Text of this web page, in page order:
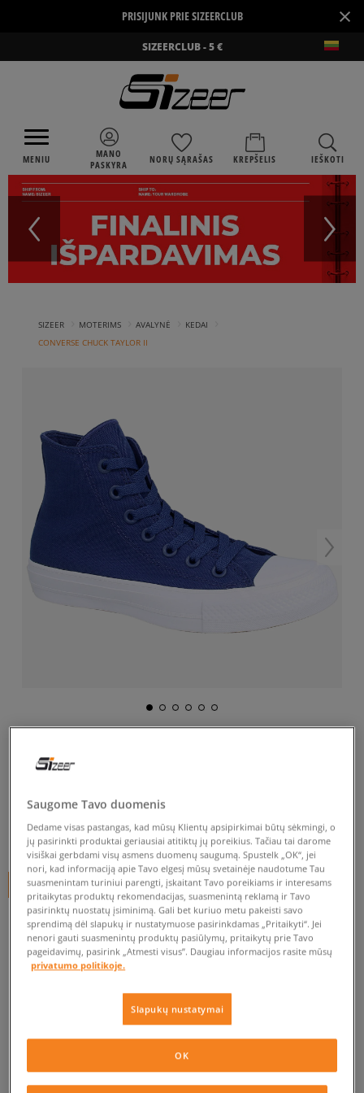
PRISIJUNK PRIE SIZEERCLUB ×
SIZEERCLUB - 5 €
MENIU
MANO
PASKYRA
NORŲ SĄRAŠAS KREPŠELIS IEŠKOTI
SIZEER MOTERIMS AVALYNĖ KEDAI
CONVERSE CHUCK TAYLOR II
CONVERSE CHUCK TAYLOR II
0.0(0)
29,99€
+ 30 tšk.SizeerClub
Prekė neprieinama
Jei prekė vėl bus sandėlyje, gausi pranešimą iš mūsų.
man
PATIKRINK PRIEINAMUMĄ PARDUOTUVĖJE
Saugome Tavo duomenis
Dedame visas pastangas, kad mūsų Klientų apsipirkimai būtų sėkmingi, o
jų pasirinkti produktai geriausiai atitiktų jų poreikius. Tačiau tai darome
visiškai gerbdami visų asmens duomenų saugumą. Spustelk „OK“, jei
nori, kad informaciją apie Tavo elgesį mūsų svetainėje naudotume Tau
suasmenintam turiniui parengti, įskaitant Tavo poreikiams ir interesams
pritaikytas produktų rekomendacijas, suasmenintą reklamą ir Tavo
pasirinktų nuostatų įsiminimą. Gali bet kuriuo metu pakeisti savo
sprendimą dėl slapukų ir nustatymuose pasirinkdamas „Pritaikyti“. Jei
nenori gauti suasmenintų produktų pasiūlymų, pritaikytų prie Tavo
pageidavimų, pasirink „Atmesti visus”. Daugiau informacijos rasite mūsų
privatumo politikoje.
Slapukų nustatymai
OK